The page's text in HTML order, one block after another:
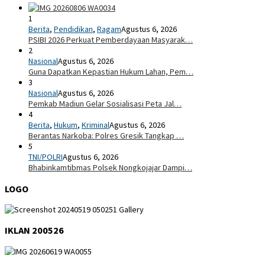
1
Berita, Pendidikan, RagamAgustus 6, 2026
PSIBI 2026 Perkuat Pemberdayaan Masyarak…
2
NasionalAgustus 6, 2026
Guna Dapatkan Kepastian Hukum Lahan, Pem…
3
NasionalAgustus 6, 2026
Pemkab Madiun Gelar Sosialisasi Peta Jal…
4
Berita, Hukum, KriminalAgustus 6, 2026
Berantas Narkoba: Polres Gresik Tangkap …
5
TNI/POLRIAgustus 6, 2026
Bhabinkamtibmas Polsek Nongkojajar Dampi…
LOGO
IKLAN 200526